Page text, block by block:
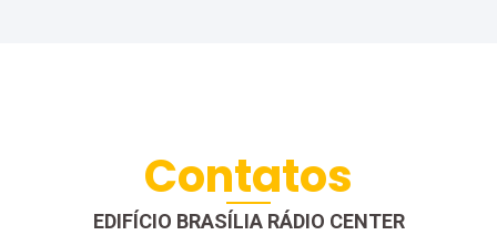
Contatos
EDIFÍCIO BRASÍLIA RÁDIO CENTER